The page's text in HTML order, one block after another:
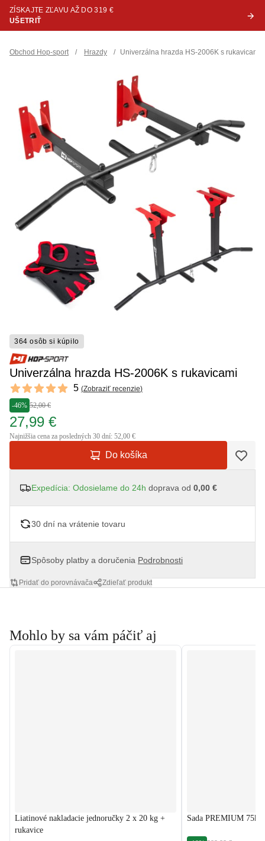
ZÍSKAJTE ZĽAVU AŽ DO 319 €
UŠETRIŤ
Obchod Hop-sport / Hrazdy / Univerzálna hrazda HS-2006K s rukavicami
364 osôb si kúpilo
Univerzálna hrazda HS-2006K s rukavicami
Reviews
5 out of 5 stars 5 (Zobraziť recenzie)
-46% 52,00 €
27,99 €
Najnižšia cena za posledných 30 dní: 52,00 €
Do košíka
Expedícia: Odosielame do 24h doprava od 0,00 €
30 dní na vrátenie tovaru
Spôsoby platby a doručenia Podrobnosti
Pridať do porovnávača Zdieľať produkt
Mohlo by sa vám páčiť aj
Liatinové nakladacie jednoručky 2 x 20 kg +
rukavice
Sada PREMIUM